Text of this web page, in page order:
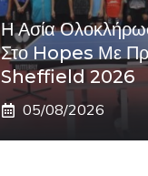
Η Ασία
Στο Hopes Με
Sheffield 2026
05/08/2026